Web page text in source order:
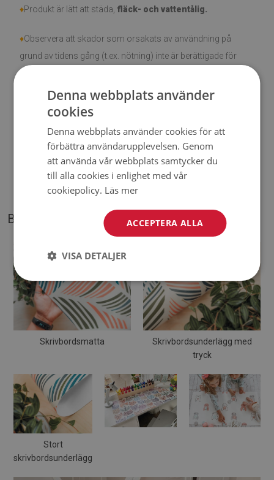
♦Produkt är lätt att städa, fläck- och vattentålig.
♦Observera att skador som orsakats av användning på
grund av tidens gång (t.ex. nötning) inte är berättigade för
reklamationer.
Hur tar man hand om produkten?
Rengör med en fuktig trasa —använd inte starka
kemikalier.
Vädra mattans undersida regelbundet.
BILDER PÅ VÅR PRODUKT
Skrivbordsmatta
Skrivbordsunderlägg med
tryck
Stort
skrivbordsunderlägg
Denna webbplats använder
cookies
Denna webbplats använder cookies för att
förbättra användarupplevelsen. Genom
att använda vår webbplats samtycker du
till alla cookies i enlighet med vår
cookiepolicy. Läs mer
ACCEPTERA ALLA
VISA DETALJER